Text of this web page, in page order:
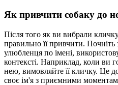
Як привчити собаку до
Після того як ви вибрали
правильно її привчити.
улюбленця по імені,
контексті. Наприклад, коли ви
нею, вимовляйте її кличку. Це
своє ім'я з приємними